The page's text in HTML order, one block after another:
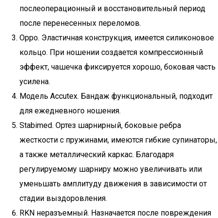
послеоперационный и восстановительный период
после перенесенных переломов.
Орро. Эластичная конструкция, имеется силиконовое
кольцо. При ношении создается компрессионный
эффект, чашечка фиксируется хорошо, боковая часть
усилена.
Модель Accutex. Бандаж функциональный, подходит
для ежедневного ношения.
Stabimed. Ортез шарнирный, боковые ребра
жесткости с пружинами, имеются гибкие супинаторы,
а также металлический каркас. Благодаря
регулируемому шарниру можно увеличивать или
уменьшать амплитуду движения в зависимости от
стадии выздоровления.
RKN неразъемный. Назначается после повреждения